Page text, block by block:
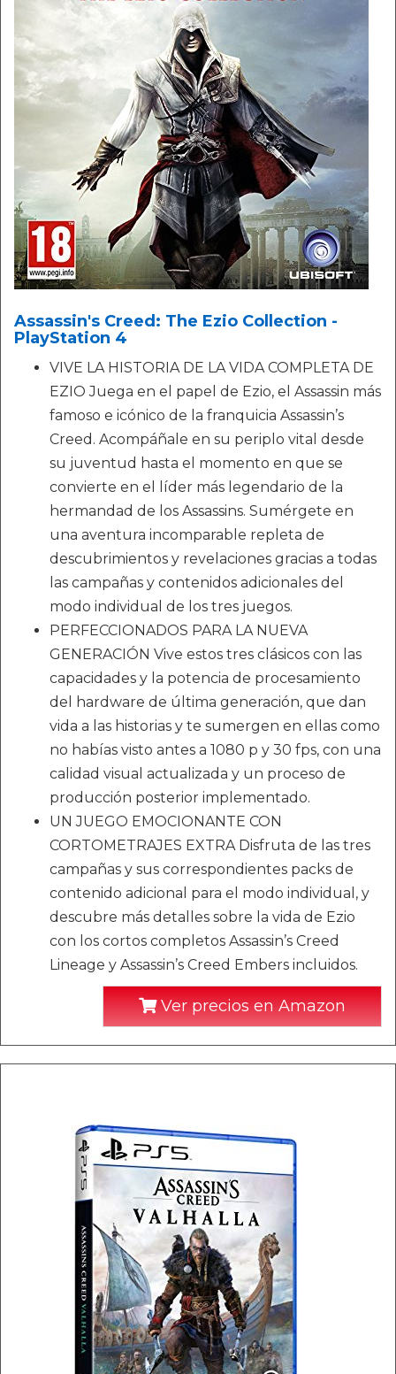
Assassin's Creed: The Ezio Collection -
PlayStation 4
VIVE LA HISTORIA DE LA VIDA COMPLETA DE
EZIO Juega en el papel de Ezio, el Assassin más
famoso e icónico de la franquicia Assassin’s
Creed. Acompáñale en su periplo vital desde
su juventud hasta el momento en que se
convierte en el líder más legendario de la
hermandad de los Assassins. Sumérgete en
una aventura incomparable repleta de
descubrimientos y revelaciones gracias a todas
las campañas y contenidos adicionales del
modo individual de los tres juegos.
PERFECCIONADOS PARA LA NUEVA
GENERACIÓN Vive estos tres clásicos con las
capacidades y la potencia de procesamiento
del hardware de última generación, que dan
vida a las historias y te sumergen en ellas como
no habías visto antes a 1080 p y 30 fps, con una
calidad visual actualizada y un proceso de
producción posterior implementado.
UN JUEGO EMOCIONANTE CON
CORTOMETRAJES EXTRA Disfruta de las tres
campañas y sus correspondientes packs de
contenido adicional para el modo individual, y
descubre más detalles sobre la vida de Ezio
con los cortos completos Assassin’s Creed
Lineage y Assassin’s Creed Embers incluidos.
Ver precios en Amazon